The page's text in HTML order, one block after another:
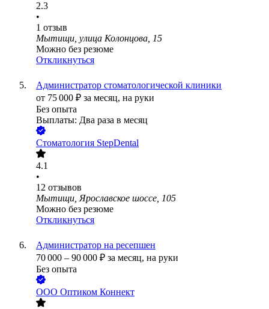
2.3
•
1 отзыв
Мытищи, улица Колонцова, 15
Можно без резюме
Откликнуться
Администратор стоматологической клиники
от 75 000 ₽ за месяц, на руки
Без опыта
Выплаты: Два раза в месяц
Стоматология StepDental
4.1
•
12 отзывов
Мытищи, Ярославское шоссе, 105
Можно без резюме
Откликнуться
Администратор на ресепшен
70 000 – 90 000 ₽ за месяц, на руки
Без опыта
ООО Оптиком Коннект